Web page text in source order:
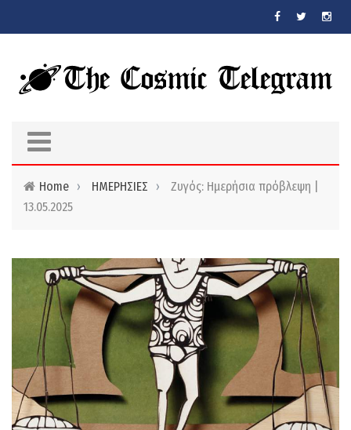
Home › ΗΜΕΡΗΣΙΕΣ ›
Ζυγός: Ημερήσια πρόβλεψη |
13.05.2025